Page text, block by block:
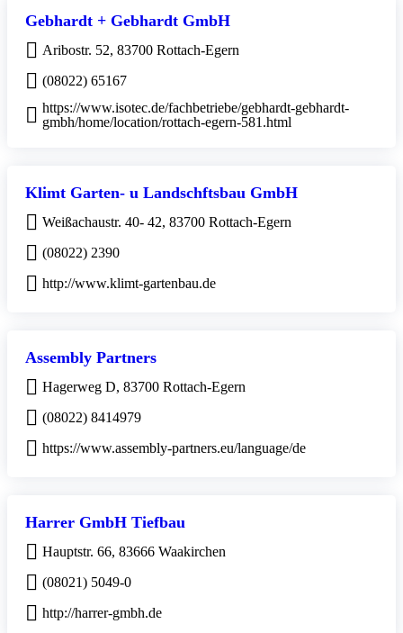
Gebhardt + Gebhardt GmbH
Aribostr. 52, 83700 Rottach-Egern
(08022) 65167
https://www.isotec.de/fachbetriebe/gebhardt-gebhardt-
gmbh/home/location/rottach-egern-581.html
Klimt Garten- u Landschftsbau GmbH
Weißachaustr. 40- 42, 83700 Rottach-Egern
(08022) 2390
http://www.klimt-gartenbau.de
Assembly Partners
Hagerweg D, 83700 Rottach-Egern
(08022) 8414979
https://www.assembly-partners.eu/language/de
Harrer GmbH Tiefbau
Hauptstr. 66, 83666 Waakirchen
(08021) 5049-0
http://harrer-gmbh.de